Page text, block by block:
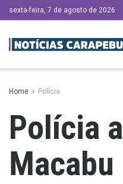
sexta-feira, 7 de agosto de 2026
Home Polícia
Polícia
Macabu